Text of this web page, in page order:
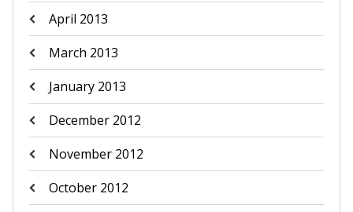
April 2013
March 2013
January 2013
December 2012
November 2012
October 2012